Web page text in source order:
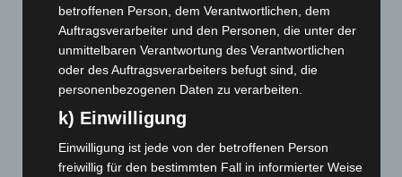
Mai 2025(112)
April 2025(88)
März 2025(111)
Februar 2025(96)
Januar 2025(88)
Dezember 2024(89)
November 2024 (94)
betroffenen Person, dem Verantwortlichen, dem
Auftragsverarbeiter und den Personen, die unter der
unmittelbaren Verantwortung des Verantwortlichen
oder des Auftragsverarbeiters befugt sind, die
personenbezogenen Daten zu verarbeiten.
k) Einwilligung
Einwilligung ist jede von der betroffenen Person
freiwillig für den bestimmten Fall in informierter Weise